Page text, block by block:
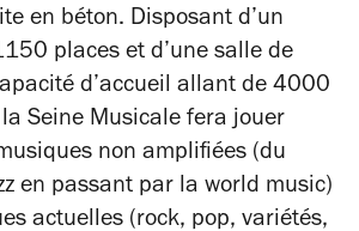
en béton. Disposant d’un
places et d’une salle de
d’accueil allant de 4000
Seine Musicale fera jouer
non amplifiées (du
en passant par la world music)
actuelles (rock, pop, variétés,